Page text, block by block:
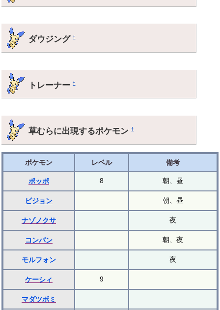
ダウジング†
トレーナー†
草むらに出現するポケモン†
ポケモン レベル 備考
ポッポ 8 朝、昼
ピジョン 朝、昼
ナゾノクサ 夜
コンパン 朝、夜
モルフォン 夜
ケーシィ 9
マダツボミ